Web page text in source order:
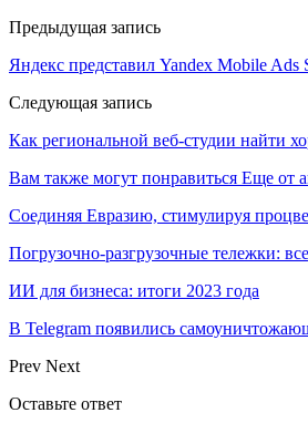
Предыдущая запись
Яндекс представил Yandex Mobile Ads
Следующая запись
Как региональной веб-студии найти
Вам также могут понравиться Еще от
Соединяя Евразию, стимулируя
Погрузочно-разгрузочные тележки:
ИИ для бизнеса: итоги 2023 года
В Telegram появились
Prev Next
Оставьте ответ